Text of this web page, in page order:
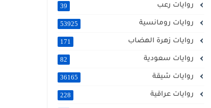
روايات رعب 39
روايات رومانسية 53925
روايات زهرة الهضاب 171
روايات سعودية 82
روايات شيقة 36165
روايات عراقية 228